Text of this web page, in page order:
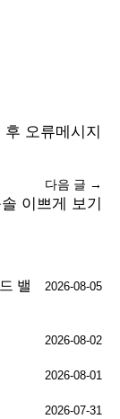
오류메시지
다음 글 →
이쁘게 보기
밸
2026-08-05
2026-08-02
2026-08-01
2026-07-31